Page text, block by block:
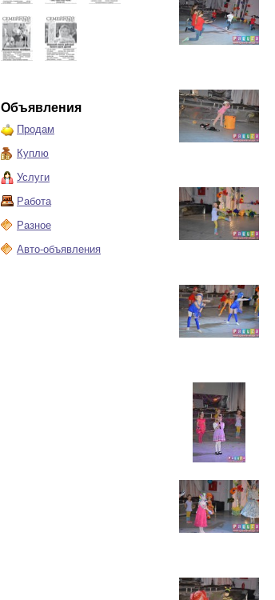
Объявления
Продам
Куплю
Услуги
Работа
Разное
Авто-объявления